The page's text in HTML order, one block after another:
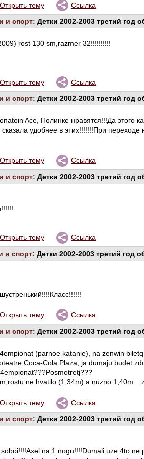
Открыть тему Ссылка
и спорт:Детки 2002-2003 третий год
rost 130 sm,razmer 32!!!!!!!!!!
Открыть тему Ссылка
и спорт:Детки 2002-2003 третий год
Ace, Полинке нравятся!!!Да этого
удобнее в этих!!!!!!!При
Открыть тему Ссылка
и спорт:Детки 2002-2003 третий год
Открыть тему Ссылка
и спорт:Детки 2002-2003 третий год
Открыть тему Ссылка
и спорт:Детки 2002-2003 третий год
(parnoe katanie), na zenwin
Coca-Cola Plaza, ja dumaju budet
ne hvatilo (1,34m) a nuzno
Открыть тему Ссылка
и спорт:Детки 2002-2003 третий год
na 1 nogu!!!!Dumali uze 4to ne